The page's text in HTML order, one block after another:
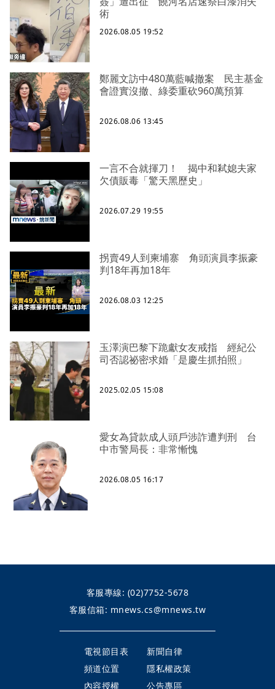
術
2026.08.05 19:52
鄭麗文訪中480萬藍喊撤案 民主基金
會證實沒撤、綠委重砍960萬預算
2026.08.06 13:45
一言不合就揮刀！ 揭中和弒媳夫家
欠債販毒「驚天黑歷史」
2026.07.29 19:55
拐賣49人到柬埔寨 角頭演員李振豪
判18年再加18年
2026.08.03 12:25
玉澤演巴黎下跪獻女友戒指 經紀公
司否認祕密求婚「是慶生抓拍照」
2025.02.05 15:08
愛女為貸款成人頭戶涉詐遭判刑 台
中市警局長：非常慚愧
2026.08.05 16:17
客服專線: (02)7752-5678
客服信箱: mnews.cs@mnews.tw
電視節目表
新聞自律
頻道位置
隱私權政策
內容授權
公告專區